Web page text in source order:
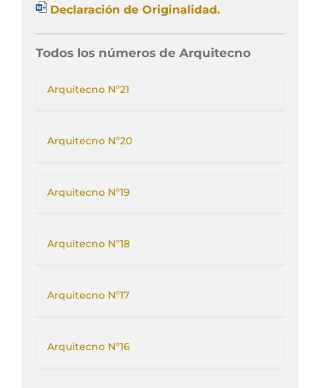
Declaración de Originalidad.
Todos los números de Arquitecno
Arquitecno Nº21
Arquitecno Nº20
Arquitecno Nº19
Arquitecno Nº18
Arquitecno Nº17
Arquitecno Nº16